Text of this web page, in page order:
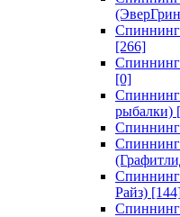
[266]
[0]
рыбалки)
Райз)